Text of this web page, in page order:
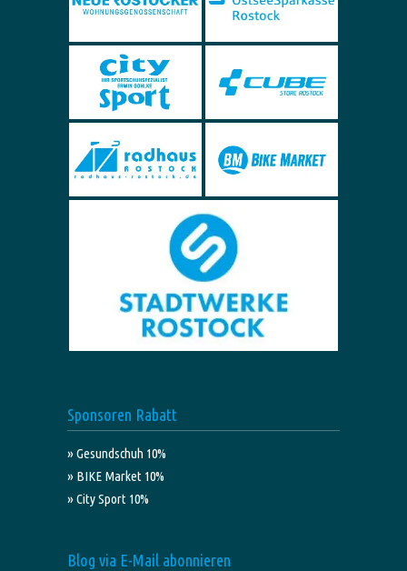
Sponsoren Rabatt
» Gesundschuh 10%
» BIKE Market 10%
» City Sport 10%
Blog via E-Mail abonnieren